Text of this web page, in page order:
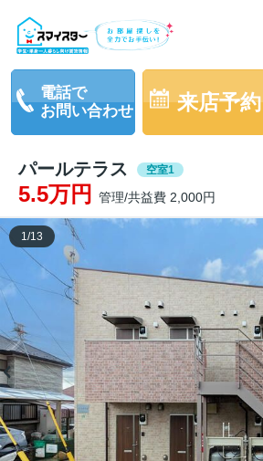
電話で
お問い合わせ
来店予約
パールテラス 空室1
5.5万円 管理/共益費 2,000円
1/13